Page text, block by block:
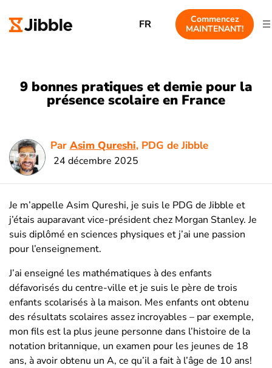
FR
Commencez
MAINTENANT!
9 bonnes pratiques et demie pour la
présence scolaire en France
Par Asim Qureshi, PDG de Jibble
24 décembre 2025
Je m’appelle Asim Qureshi, je suis le PDG de Jibble et
j’étais auparavant vice-président chez Morgan Stanley. Je
suis diplômé en sciences physiques et j’ai une passion
pour l’enseignement.
J’ai enseigné les mathématiques à des enfants
défavorisés du centre-ville et je suis le père de trois
enfants scolarisés à la maison. Mes enfants ont obtenu
des résultats scolaires assez incroyables – par exemple,
mon fils est la plus jeune personne dans l’histoire de la
notation britannique, un examen pour les jeunes de 18
ans, à avoir obtenu un A, ce qu’il a fait à l’âge de 10 ans!